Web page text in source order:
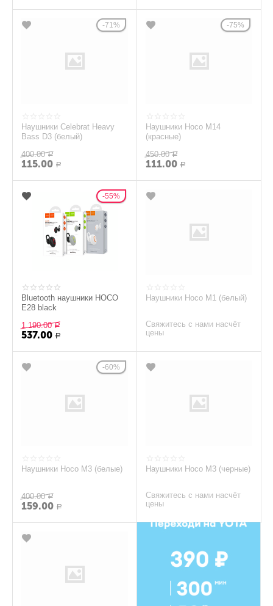
71%
Наушники Celebrat Heavy
Bass D3 (белый)
400.00 Р
115.00 Р
75%
Наушники Hoco M14
(красные)
450.00 Р
111.00 Р
55%
Bluetooth наушники HOCO
E28 black
1 190.00 Р
537.00 Р
Наушники Hoco M1 (белый)
Свяжитесь с нами насчёт
цены
60%
Наушники Hoco M3 (белые)
400.00 Р
159.00 Р
Наушники Hoco M3 (черные)
Свяжитесь с нами насчёт
цены